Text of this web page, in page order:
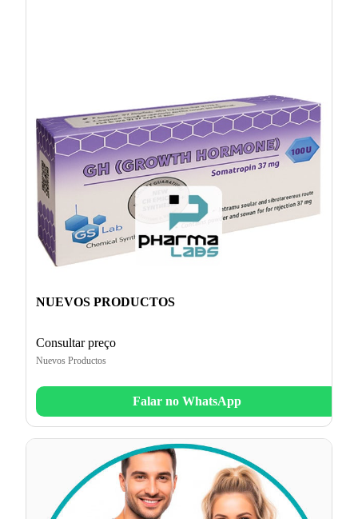
NUEVOS PRODUCTOS
Consultar preço
Nuevos Productos
Falar no WhatsApp